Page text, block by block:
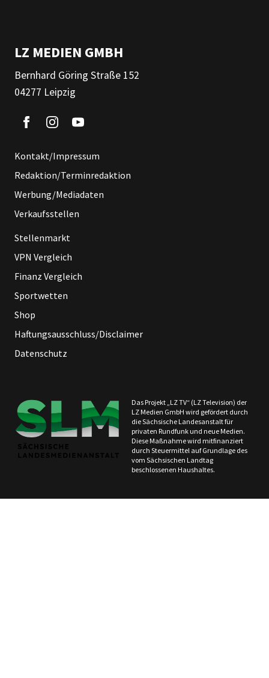
LZ MEDIEN GMBH
Bernhard Göring Straße 152
04277 Leipzig
Kontakt/Impressum
Redaktion/Terminredaktion
Werbung/Mediadaten
Verkaufsstellen
Stellenmarkt
VPN Vergleich
Finanz Vergleich
Sportwetten
Shop
Haftungsausschluss/Disclaimer
Datenschutz
Das Projekt „LZ TV“ (LZ Television) der
LZ Medien GmbH wird gefördert durch
die Sächsische Landesanstalt für
privaten Rundfunk und neue Medien.
Diese Maßnahme wird mitfinanziert
durch Steuermittel auf Grundlage des
vom Sächsischen Landtag
beschlossenen Haushaltes.